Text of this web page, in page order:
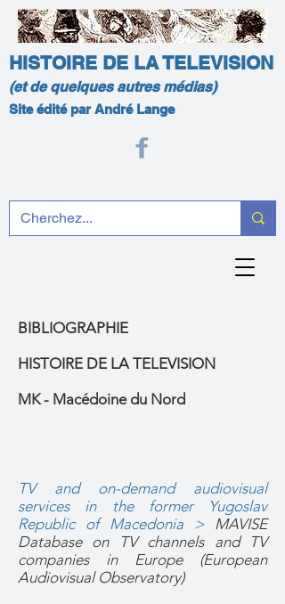
HISTOIRE DE LA TELEVISION
(et de quelques autres médias)
Site édité par André Lange
BIBLIOGRAPHIE
HISTOIRE DE LA TELEVISION
MK - Macédoine du Nord
TV and on-demand audiovisual
services in the former Yugoslav
Republic of Macedonia >MAVISE
Database on TV channels and TV
companies in Europe (European
Audiovisual Observatory)